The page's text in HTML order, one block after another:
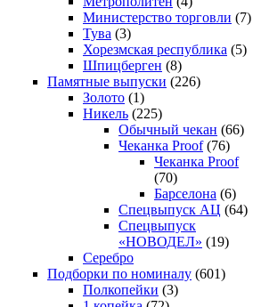
Министерство торговли (7)
Тува (3)
Хорезмская республика (5)
Шпицберген (8)
Памятные выпуски (226)
Золото (1)
Никель (225)
Обычный чекан (66)
Чеканка Proof(76)
Чеканка Proof
(70)
Барселона (6)
Спецвыпуск АЦ (64)
Спецвыпуск
«НОВОДЕЛ» (19)
Серебро
Подборки по номиналу (601)
Полкопейки (3)